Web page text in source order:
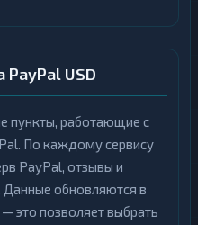
USD
пункты, работающие с
По каждому сервису
PayPal, отзывы и
Данные обновляются в
это позволяет выбрать